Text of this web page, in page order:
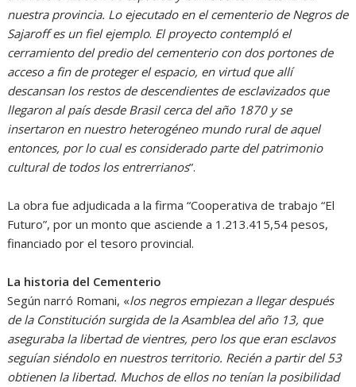
nuestra provincia. Lo ejecutado en el cementerio de Negros de
Sajaroff es un fiel ejemplo. El proyecto contempló el
cerramiento del predio del cementerio con dos portones de
acceso a fin de proteger el espacio, en virtud que allí
descansan los restos de descendientes de esclavizados que
llegaron al país desde Brasil cerca del año 1870 y se
insertaron en nuestro heterogéneo mundo rural de aquel
entonces, por lo cual es considerado parte del patrimonio
cultural de todos los entrerrianos”.
La obra fue adjudicada a la firma “Cooperativa de trabajo “El
Futuro”, por un monto que asciende a 1.213.415,54 pesos,
financiado por el tesoro provincial.
La historia del Cementerio
Según narró Romani, «los negros empiezan a llegar después
de la Constitución surgida de la Asamblea del año 13, que
aseguraba la libertad de vientres, pero los que eran esclavos
seguían siéndolo en nuestros territorio. Recién a partir del 53
obtienen la libertad. Muchos de ellos no tenían la posibilidad